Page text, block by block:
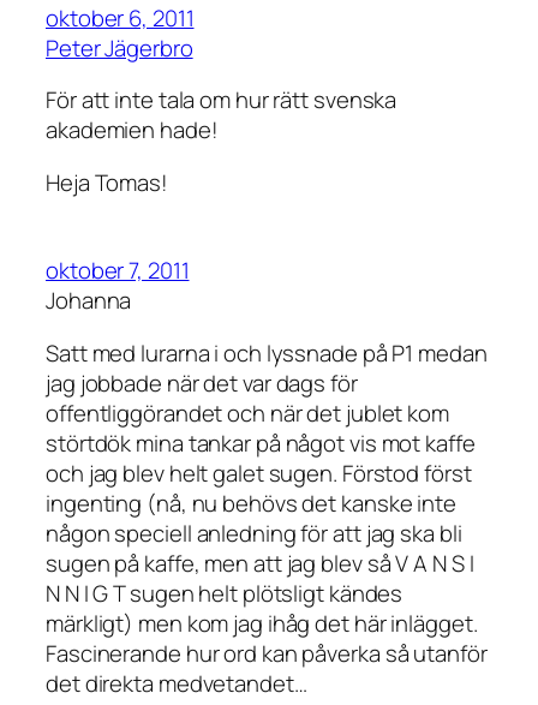
oktober 6, 2011
Peter Jägerbro
För att inte tala om hur rätt svenska
akademien hade!
Heja Tomas!
oktober 7, 2011
Johanna
Satt med lurarna i och lyssnade på P1 medan
jag jobbade när det var dags för
offentliggörandet och när det jublet kom
störtdök mina tankar på något vis mot kaffe
och jag blev helt galet sugen. Förstod först
ingenting (nå, nu behövs det kanske inte
någon speciell anledning för att jag ska bli
sugen på kaffe, men att jag blev så V A N S I
N N I G T sugen helt plötsligt kändes
märkligt) men kom jag ihåg det här inlägget.
Fascinerande hur ord kan påverka så utanför
det direkta medvetandet…